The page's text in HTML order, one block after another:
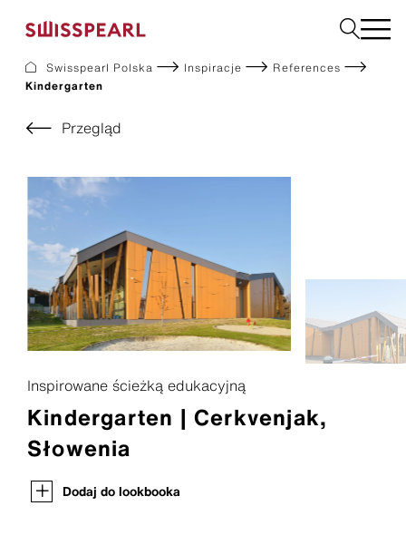
O nas
Usługi
Inspiracje
Do pobrania
Zrównoważony rozwój
Elewacje
Dachy
Płyty użytkowe
Ogród
Zamów próbkę
Swisspearl Polska Inspiracje
References
Kindergarten
Przegląd
Inspirowane ścieżką edukacyjną
Kindergarten | Cerkvenjak,
Słowenia
Dodaj do lookbooka